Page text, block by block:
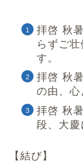
拝啓 秋
らずご
す。
拝啓 秋
の由、心
拝啓 秋
段、大慶
【結び】